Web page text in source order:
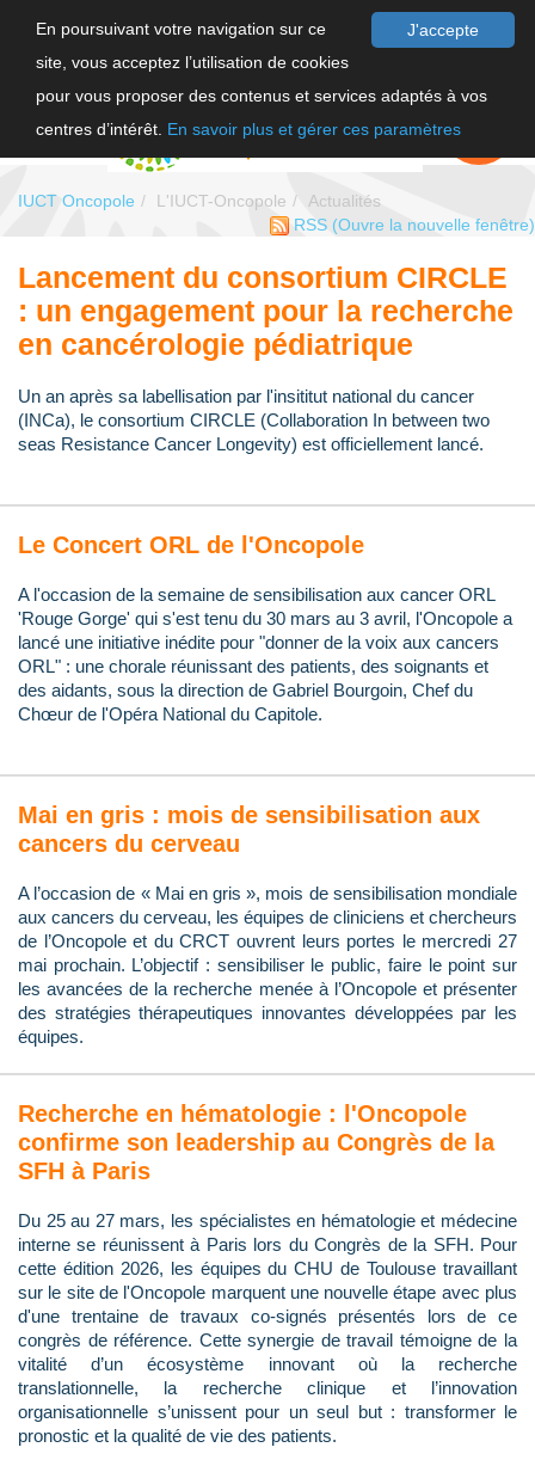
J'accepte
En poursuivant votre navigation sur ce
site, vous acceptez l’utilisation de cookies
pour vous proposer des contenus et services adaptés à vos
centres d’intérêt. En savoir plus et gérer ces paramètres
FAIRE UN
DON
IUCT Oncopole L'IUCT-Oncopole
Actualités
RSS (Ouvre la nouvelle fenêtre)
Lancement du consortium CIRCLE
: un engagement pour la recherche
en cancérologie pédiatrique
Un an après sa labellisation par l'insititut national du cancer
(INCa), le consortium CIRCLE (Collaboration In between two
seas Resistance Cancer Longevity) est officiellement lancé.
Le Concert ORL de l'Oncopole
A l'occasion de la semaine de sensibilisation aux cancer ORL
'Rouge Gorge' qui s'est tenu du 30 mars au 3 avril, l'Oncopole a
lancé une initiative inédite pour "donner de la voix aux cancers
ORL" : une chorale réunissant des patients, des soignants et
des aidants, sous la direction de Gabriel Bourgoin, Chef du
Chœur de l'Opéra National du Capitole.
Mai en gris : mois de sensibilisation aux
cancers du cerveau
A l’occasion de « Mai en gris », mois de sensibilisation mondiale
aux cancers du cerveau, les équipes de cliniciens et chercheurs
de l’Oncopole et du CRCT ouvrent leurs portes le mercredi 27
mai prochain. L’objectif : sensibiliser le public, faire le point sur
les avancées de la recherche menée à l’Oncopole et présenter
des stratégies thérapeutiques innovantes développées par les
équipes.
Recherche en hématologie : l'Oncopole
confirme son leadership au Congrès de la
SFH à Paris
Du 25 au 27 mars, les spécialistes en hématologie et médecine
interne se réunissent à Paris lors du Congrès de la SFH. Pour
cette édition 2026, les équipes du CHU de Toulouse travaillant
sur le site de l'Oncopole marquent une nouvelle étape avec plus
d'une trentaine de travaux co-signés présentés lors de ce
congrès de référence. Cette synergie de travail témoigne de la
vitalité d’un écosystème innovant où la recherche
translationnelle, la recherche clinique et l’innovation
organisationnelle s’unissent pour un seul but : transformer le
pronostic et la qualité de vie des patients.